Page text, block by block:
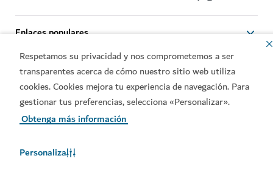
Respetamos su privacidad y nos comprometemos a ser
transparentes acerca de cómo nuestro sitio web utiliza
cookies. Cookies mejora tu experiencia de navegación. Para
gestionar tus preferencias, selecciona «Personalizar».
Obtenga más información
Personaliza
Enlaces populares
Póngase en contacto con nosotros
Sitios relacionados
Notificación de cookies